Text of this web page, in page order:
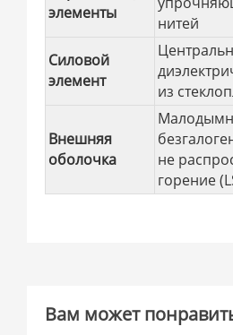
элементы
нитей
Силовой
элемент
из
Внешняя
оболочка
не
горение
Вам может